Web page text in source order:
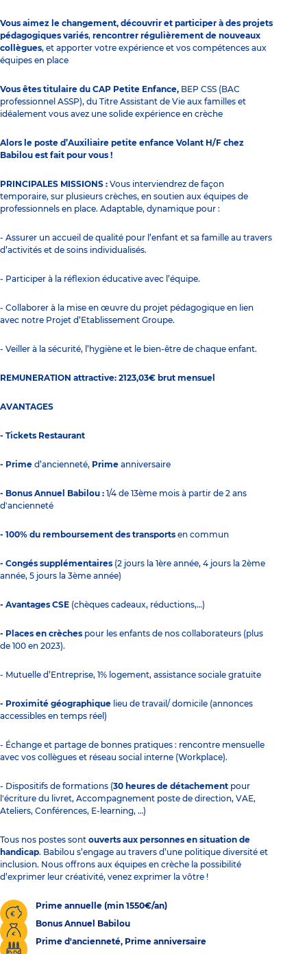
Vous aimez le changement, découvrir et participer à des projets
pédagogiques variés, rencontrer régulièrement de nouveaux
collègues, et apporter votre expérience et vos compétences aux
équipes en place
Vous êtes titulaire du CAP Petite Enfance, BEP CSS (BAC
professionnel ASSP), du Titre Assistant de Vie aux familles et
idéalement vous avez une solide expérience en crèche
Alors le poste d’Auxiliaire petite enfance Volant H/F chez
Babilou est fait pour vous !
PRINCIPALES MISSIONS : Vous interviendrez de façon
temporaire, sur plusieurs crèches, en soutien aux équipes de
professionnels en place. Adaptable, dynamique pour :
- Assurer un accueil de qualité pour l’enfant et sa famille au travers
d’activités et de soins individualisés.
- Participer à la réflexion éducative avec l’équipe.
- Collaborer à la mise en œuvre du projet pédagogique en lien
avec notre Projet d’Etablissement Groupe.
- Veiller à la sécurité, l’hygiène et le bien-être de chaque enfant.
REMUNERATION attractive: 2123,03€ brut mensuel
AVANTAGES
- Tickets Restaurant
- Prime d’ancienneté, Prime anniversaire
- Bonus Annuel Babilou : 1/4 de 13ème mois à partir de 2 ans
d'ancienneté
- 100% du remboursement des transports en commun
- Congés supplémentaires (2 jours la 1ère année, 4 jours la 2ème
année, 5 jours la 3ème année)
- Avantages CSE (chèques cadeaux, réductions,…)
- Places en crèches pour les enfants de nos collaborateurs (plus
de 100 en 2023).
- Mutuelle d’Entreprise, 1% logement, assistance sociale gratuite
- Proximité géographique lieu de travail/ domicile (annonces
accessibles en temps réel)
- Échange et partage de bonnes pratiques : rencontre mensuelle
avec vos collègues et réseau social interne (Workplace).
- Dispositifs de formations (30 heures de détachement pour
l'écriture du livret, Accompagnement poste de direction, VAE,
Ateliers, Conférences, E-learning, …)
Tous nos postes sont ouverts aux personnes en situation de
handicap. Babilou s’engage au travers d’une politique diversité et
inclusion. Nous offrons aux équipes en crèche la possibilité
d’exprimer leur créativité, venez exprimer la vôtre !
Prime annuelle (min 1550€/an)
Bonus Annuel Babilou
Prime d'ancienneté, Prime anniversaire